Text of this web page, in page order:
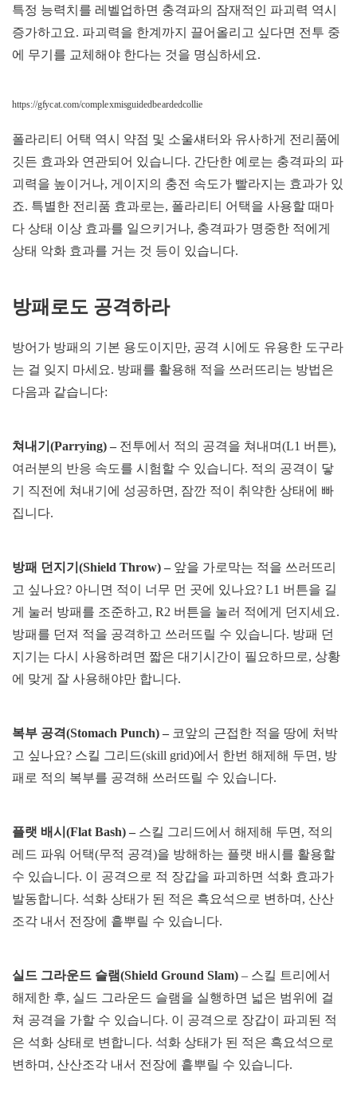
특정 능력치를 레벨업하면 충격파의 잠재적인 파괴력 역시
증가하고요. 파괴력을 한계까지 끌어올리고 싶다면 전투 중
에 무기를 교체해야 한다는 것을 명심하세요.
https://gfycat.com/complexmisguidedbeardedcollie
폴라리티 어택 역시 약점 및 소울섀터와 유사하게 전리품에
깃든 효과와 연관되어 있습니다. 간단한 예로는 충격파의 파
괴력을 높이거나, 게이지의 충전 속도가 빨라지는 효과가 있
죠. 특별한 전리품 효과로는, 폴라리티 어택을 사용할 때마
다 상태 이상 효과를 일으키거나, 충격파가 명중한 적에게
상태 악화 효과를 거는 것 등이 있습니다.
방패로도 공격하라
방어가 방패의 기본 용도이지만, 공격 시에도 유용한 도구라
는 걸 잊지 마세요. 방패를 활용해 적을 쓰러뜨리는 방법은
다음과 같습니다:
쳐내기 (Parrying) – 전투에서 적의 공격을 쳐내며(L1 버튼),
여러분의 반응 속도를 시험할 수 있습니다. 적의 공격이 닿
기 직전에 쳐내기에 성공하면, 잠깐 적이 취약한 상태에 빠
집니다.
방패 던지기 (Shield Throw) – 앞을 가로막는 적을 쓰러뜨리
고 싶나요? 아니면 적이 너무 먼 곳에 있나요? L1 버튼을 길
게 눌러 방패를 조준하고, R2 버튼을 눌러 적에게 던지세요.
방패를 던져 적을 공격하고 쓰러뜨릴 수 있습니다. 방패 던
지기는 다시 사용하려면 짧은 대기시간이 필요하므로, 상황
에 맞게 잘 사용해야만 합니다.
복부 공격(Stomach Punch) – 코앞의 근접한 적을 땅에 처박
고 싶나요? 스킬 그리드(skill grid)에서 한번 해제해 두면, 방
패로 적의 복부를 공격해 쓰러뜨릴 수 있습니다.
플랫 배시 (Flat Bash) – 스킬 그리드에서 해제해 두면, 적의
레드 파워 어택(무적 공격)을 방해하는 플랫 배시를 활용할
수 있습니다. 이 공격으로 적 장갑을 파괴하면 석화 효과가
발동합니다. 석화 상태가 된 적은 흑요석으로 변하며, 산산
조각 내서 전장에 흩뿌릴 수 있습니다.
실드 그라운드 슬램(Shield Ground Slam) – 스킬 트리에서
해제한 후, 실드 그라운드 슬램을 실행하면 넓은 범위에 걸
쳐 공격을 가할 수 있습니다. 이 공격으로 장갑이 파괴된 적
은 석화 상태로 변합니다. 석화 상태가 된 적은 흑요석으로
변하며, 산산조각 내서 전장에 흩뿌릴 수 있습니다.